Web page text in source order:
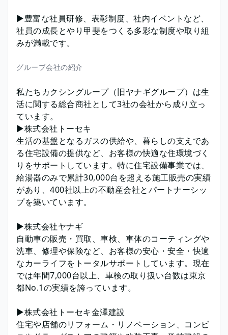
▶︎豊富な社員研修、表彰制度、社内イベントなど、
社員の成長とやり甲斐をつくる多彩な制度や取り組
みが満載です。
グループ会社の紹介
私たちカクシングループ（旧ヤナギグループ）は生
活に関する総合商社として3社の会社から成り立っ
ています。
▶︎株式会社トーセキ
生活の基盤となるガスの供給や、暮らしの支えであ
る住宅設備の提供など、お客様の快適な住環境づく
りをサポートしています。特に住宅設備事業では、
給湯器のみで累計30,000台を超える施工販売の実績
があり、400社以上の不動産会社とパートナーシッ
プを築いています。
▶︎株式会社ヤナギ
自動車の販売・買取、車検、車体のコーティングや
洗車、修理や保険など、お客様の安心・安全・快適
なカーライフをトータルサポートしています。現在
では年間7,000台以上、車検の取り扱い台数は東京
都No.1の実績を誇っています。
▶︎株式会社トーセキ金澤建設
住宅や店舗のリフォーム・リノベーション、コンビ